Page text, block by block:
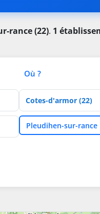
rance (22). 1
Où ?
Département
VillePleudihen-sur-rance